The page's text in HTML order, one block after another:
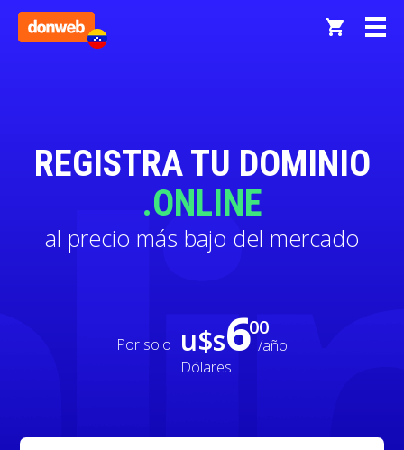
REGISTRA TU DOMINIO
.ONLINE
al precio más bajo del mercado
Por solo u$s600
/año
Dólares